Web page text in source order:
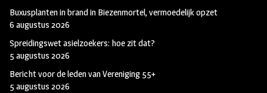
Buxusplanten in brand in Biezenmortel, vermoedelijk opzet
6 augustus 2026
Spreidingswet asielzoekers: hoe zit dat?
5 augustus 2026
Bericht voor de leden van Vereniging 55+
5 augustus 2026